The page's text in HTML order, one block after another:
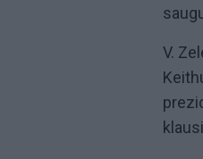
V.